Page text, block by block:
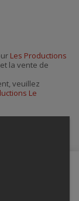
Les Productions
la vente de
veuillez
Le